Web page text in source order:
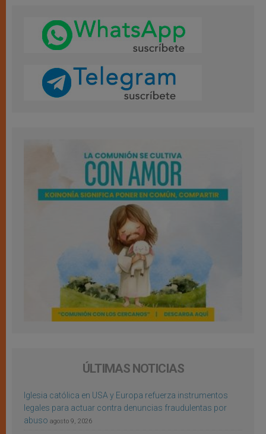
ÚLTIMAS NOTICIAS
Iglesia católica en USA y Europa refuerza instrumentos
legales para actuar contra denuncias fraudulentas por
abuso agosto 9, 2026